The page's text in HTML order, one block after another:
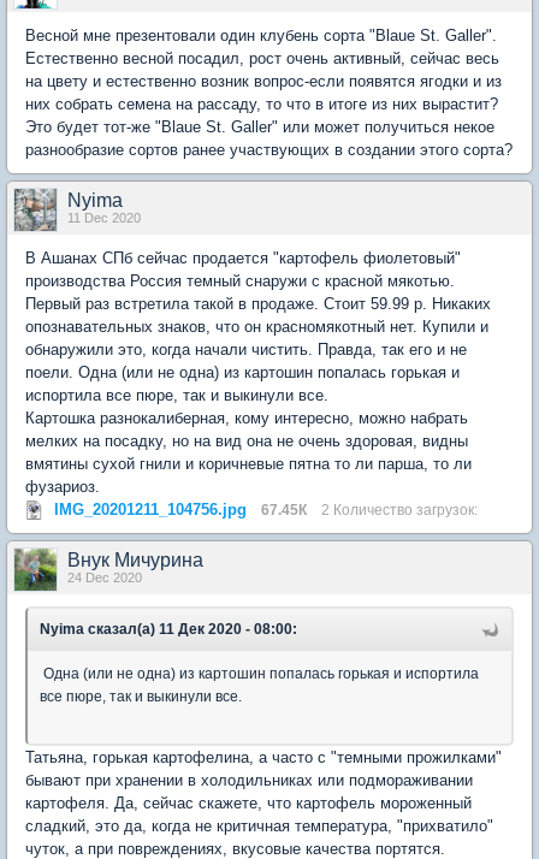
Весной мне презентовали один клубень сорта "Blaue St. Galler".
Естественно весной посадил, рост очень активный, сейчас весь
на цвету и естественно возник вопрос-если появятся ягодки и из
них собрать семена на рассаду, то что в итоге из них вырастит?
Это будет тот-же "Blaue St. Galler" или может получиться некое
разнообразие сортов ранее участвующих в создании этого сорта?
Nyima
11 Dec 2020
В Ашанах СПб сейчас продается "картофель фиолетовый"
производства Россия темный снаружи с красной мякотью.
Первый раз встретила такой в продаже. Стоит 59.99 р. Никаких
опознавательных знаков, что он красномякотный нет. Купили и
обнаружили это, когда начали чистить. Правда, так его и не
поели. Одна (или не одна) из картошин попалась горькая и
испортила все пюре, так и выкинули все.
Картошка разнокалиберная, кому интересно, можно набрать
мелких на посадку, но на вид она не очень здоровая, видны
вмятины сухой гнили и коричневые пятна то ли парша, то ли
фузариоз.
IMG_20201211_104756.jpg
67.45К 2 Количество загрузок:
Внук Мичурина
24 Dec 2020
Nyima сказал(а) 11 Дек 2020 - 08:00:
Одна (или не одна) из картошин попалась горькая и испортила
все пюре, так и выкинули все.
Татьяна, горькая картофелина, а часто с "темными прожилками"
бывают при хранении в холодильниках или подмораживании
картофеля. Да, сейчас скажете, что картофель мороженный
сладкий, это да, когда не критичная температура, "прихватило"
чуток, а при повреждениях, вкусовые качества портятся.